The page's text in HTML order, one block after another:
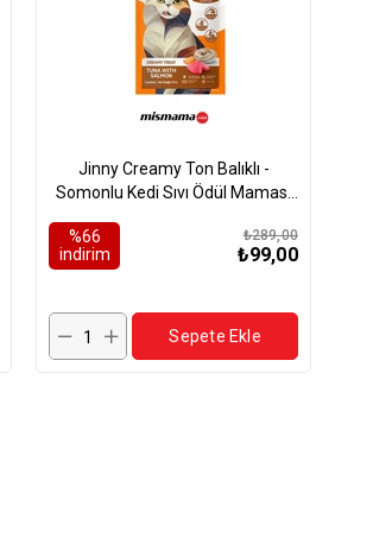
Jinny Creamy Ton Balıklı -
Somonlu Kedi Sıvı Ödül Maması
%66
i̇ndirim
₺99,00
₺289,00
Sepete Ekle